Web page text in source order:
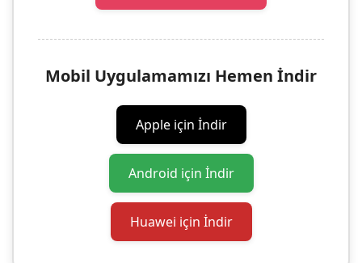
Mobil Uygulamamızı Hemen İndir
Apple için İndir
Android için İndir
Huawei için İndir